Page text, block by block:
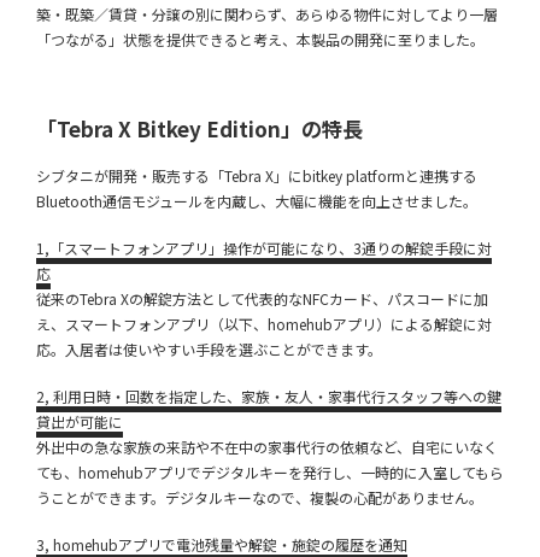
築・既築／賃貸・分譲の別に関わらず、あらゆる物件に対してより一層
「つながる」状態を提供できると考え、本製品の開発に至りました。
「Tebra X Bitkey Edition」の特長
シブタニが開発・販売する「Tebra X」にbitkey platformと連携する
Bluetooth通信モジュールを内蔵し、大幅に機能を向上させました。
1,「スマートフォンアプリ」操作が可能になり、3通りの解錠手段に対
応
従来のTebra Xの解錠方法として代表的なNFCカード、パスコードに加
え、スマートフォンアプリ（以下、homehubアプリ）による解錠に対
応。入居者は使いやすい手段を選ぶことができます。
2, 利用日時・回数を指定した、家族・友人・家事代行スタッフ等への鍵
貸出が可能に
外出中の急な家族の来訪や不在中の家事代行の依頼など、自宅にいなく
ても、homehubアプリでデジタルキーを発行し、一時的に入室してもら
うことができます。デジタルキーなので、複製の心配がありません。
3, homehubアプリで電池残量や解錠・施錠の履歴を通知